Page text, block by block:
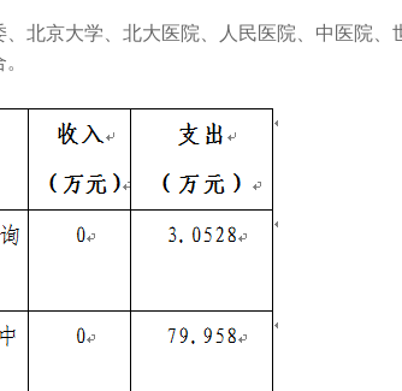
北京大学、北大医院、人民医院、中医院、